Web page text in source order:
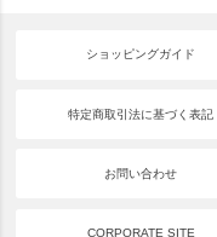
ショッピングガイド
特定商取引法に基づく表記
お問い合わせ
CORPORATE SITE